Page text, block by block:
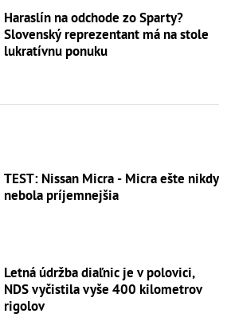
Haraslín na odchode zo Sparty?
Slovenský reprezentant má na stole
lukratívnu ponuku
TEST: Nissan Micra - Micra ešte nikdy
nebola príjemnejšia
Letná údržba diaľnic je v polovici,
NDS vyčistila vyše 400 kilometrov
rigolov